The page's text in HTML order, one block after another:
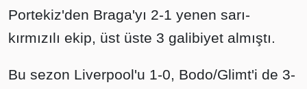
Portekiz'den Braga'yı 2-1 yenen sarı-
kırmızılı ekip, üst üste 3 galibiyet almıştı.
Bu sezon Liverpool'u 1-0, Bodo/Glimt'i de 3-